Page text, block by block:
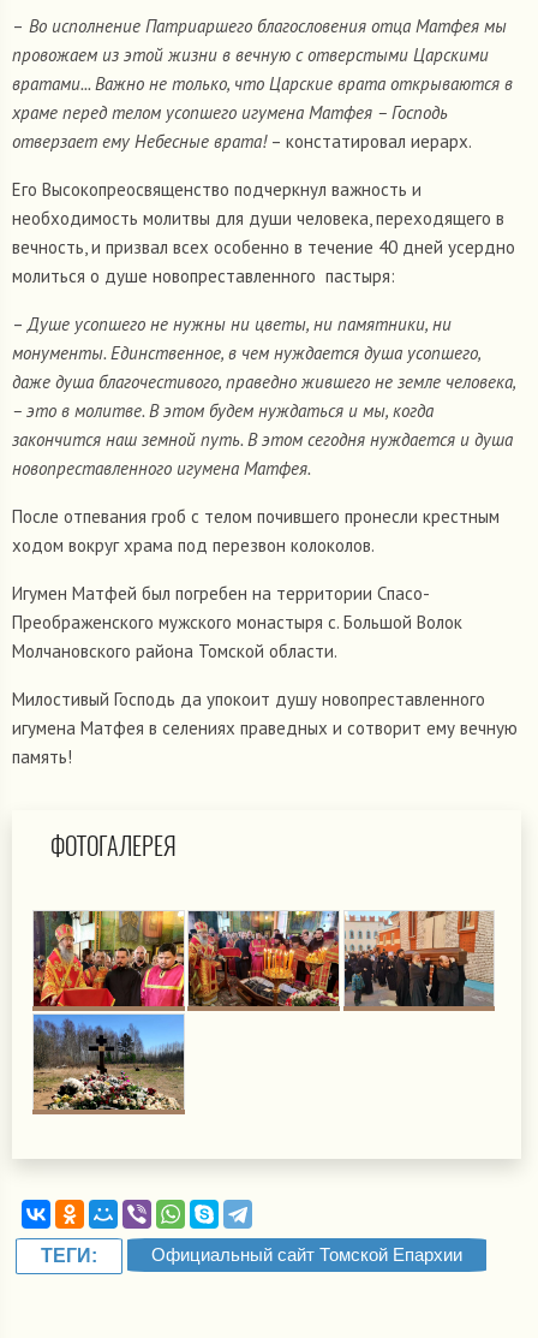
– Во исполнение Патриаршего благословения отца Матфея мы
провожаем из этой жизни в вечную с отверстыми Царскими
вратами... Важно не только, что Царские врата открываются в
храме перед телом усопшего игумена Матфея – Господь
отверзает ему Небесные врата!– констатировал иерарх.
Его Высокопреосвященство подчеркнул важность и
необходимость молитвы для души человека, переходящего в
вечность, и призвал всех особенно в течение 40 дней усердно
молиться о душе новопреставленного пастыря:
–Душе усопшего не нужны ни цветы, ни памятники, ни
монументы. Единственное, в чем нуждается душа усопшего,
даже душа благочестивого, праведно жившего не земле человека,
– это в молитве. В этом будем нуждаться и мы, когда
закончится наш земной путь. В этом сегодня нуждается и душа
новопреставленного игумена Матфея.
После отпевания гроб с телом почившего пронесли крестным
ходом вокруг храма под перезвон колоколов.
Игумен Матфей был погребен на территории Спасо-
Преображенского мужского монастыря с. Большой Волок
Молчановского района Томской области.
Милостивый Господь да упокоит душу новопреставленного
игумена Матфея в селениях праведных и сотворит ему вечную
память!
ФОТОГАЛЕРЕЯ
ТЕГИ: Официальный сайт Томской Епархии